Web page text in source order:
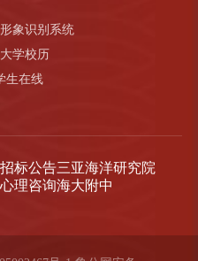
象识别系统
学校历
生在线
招标公告三亚海洋研究院
心理咨询海大附中